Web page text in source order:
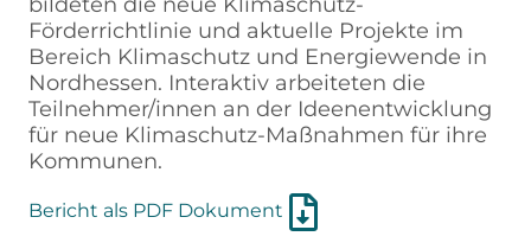
Förderrichtlinie und aktuelle Projekte im
Bereich Klimaschutz und Energiewende in
Nordhessen. Interaktiv arbeiteten die
Teilnehmer/innen an der Ideenentwicklung
für neue Klimaschutz-Maßnahmen für ihre
Kommunen.
Bericht als PDF Dokument